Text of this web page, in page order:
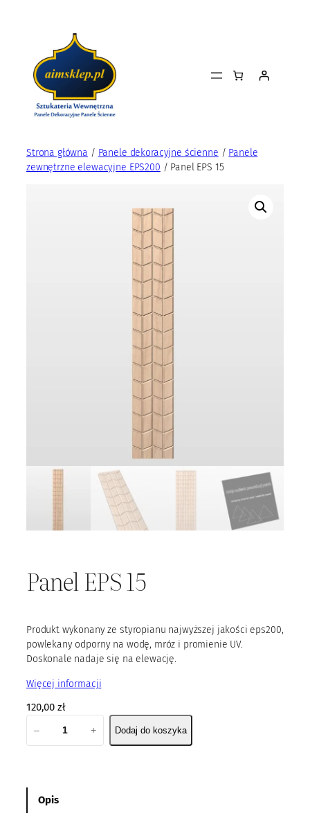
Strona główna / Panele dekoracyjne ścienne / Panele
zewnętrzne elewacyjne EPS200 / Panel EPS 15
Panel EPS 15
Produkt wykonany ze styropianu najwyższej jakości eps200,
powlekany odporny na wodę, mróz i promienie UV.
Doskonale nadaje się na elewację.
Więcej informacji
120,00 zł
a
– + Dodaj do koszyka
Opis